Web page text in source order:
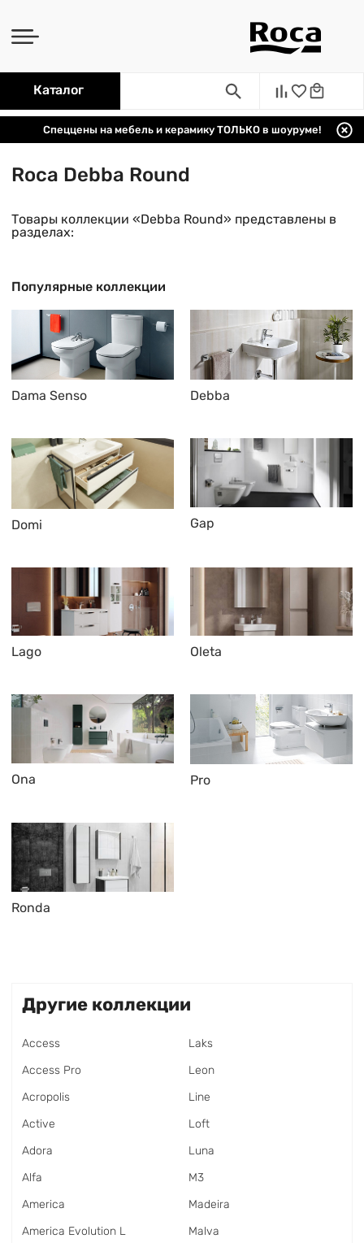
Каталог
Спеццены на мебель и керамику ТОЛЬКО в шоуруме!
Roca Debba Round
Товары коллекции «Debba Round» представлены в
разделах:
Популярные коллекции
Dama Senso Debba
Domi Gap
Lago Oleta
Ona Pro
Ronda
Другие коллекции
Access
Access Pro
Acropolis
Active
Adora
Alfa
America
America Evolution L
Laks
Leon
Line
Loft
Luna
M3
Madeira
Malva